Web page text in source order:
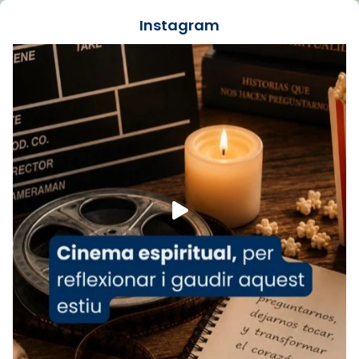
Recupera l'entrevista comp
Vatican
tican News 👇
www.vaticannews.va/es/iglesia/news/2026-
07/carmina-historia-depresion-papa-viaje-
espana-testimoni...
Foto
View on Facebook · Share
Arquebisbat de Barcelona
1 week ago
«Avui les santes Juliana i Semproniana ens
ajuden a alçar la mirada»
Mons. Sergi Gordo, bisbe de Tortosa, ha
Instagram